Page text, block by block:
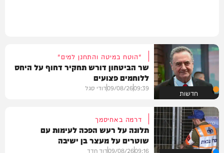
חדשות
"הוטח במיטה והתחנן למים"
שר הביטחון דורש תחקיר דחוף על היחס
ללוחמים פצועים
09:39
09/08/26דודי סגל
דרמה באחיסמך
תלונה על רעש הפכה לעימות עם
שוטרים על מעצר בן ישיבה
09:16
09/08/26דוד חדד